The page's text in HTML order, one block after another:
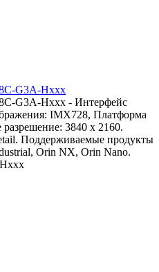
G3A-Hxxx
G3A-Hxxx - Интерфейс
IMX728, Платформа
3840 x 2160.
Поддерживаемые продукты
Orin NX, Orin Nano.